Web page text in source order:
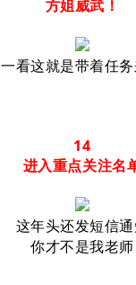
方姐威武！
一看这就是带着任
14
进入重点关注名
这年头还发短信
你才不是我老师